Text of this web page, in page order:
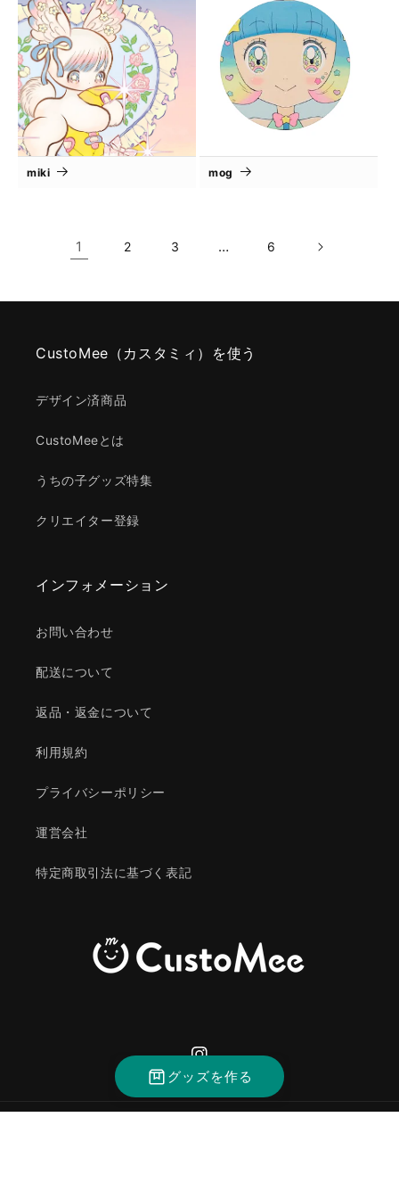
miki mog
1 2 3 … 6
CustoMee（カスタミィ）を使う
デザイン済商品
CustoMeeとは
うちの子グッズ特集
クリエイター登録
インフォメーション
お問い合わせ
配送について
返品・返金について
利用規約
プライバシーポリシー
運営会社
特定商取引法に基づく表記
グッズを作る